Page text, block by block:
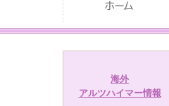
海外
アルツハイマー情報